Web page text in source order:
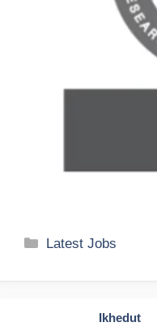
Categories
Latest Jobs
Ikhedut